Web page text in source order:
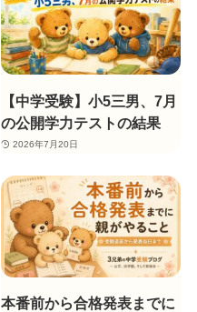
【中学受験】小5三男、7月
の公開学力テストの結果
2026年7月20日
本番前から合格発表までに